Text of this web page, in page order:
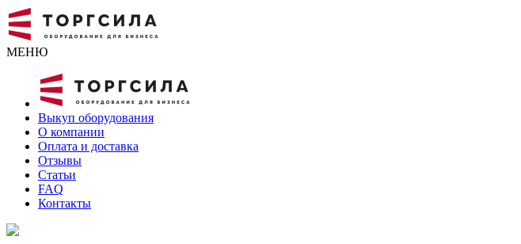
МЕНЮ
Выкуп оборудования
О компании
Оплата и доставка
Отзывы
Статьи
FAQ
Контакты